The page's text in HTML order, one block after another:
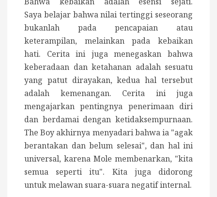
Saya belajar bahwa nilai tertinggi seseorang
bukanlah pada pencapaian atau
keterampilan, melainkan pada kebaikan
hati. Cerita ini juga menegaskan bahwa
keberadaan dan ketahanan adalah sesuatu
yang patut dirayakan, kedua hal tersebut
adalah kemenangan. Cerita ini juga
mengajarkan pentingnya penerimaan diri
dan berdamai dengan ketidaksempurnaan.
The Boy akhirnya menyadari bahwa ia "agak
berantakan dan belum selesai", dan hal ini
universal, karena Mole membenarkan, "kita
semua seperti itu". Kita juga didorong
untukmelawan suara-suara negatif internal.